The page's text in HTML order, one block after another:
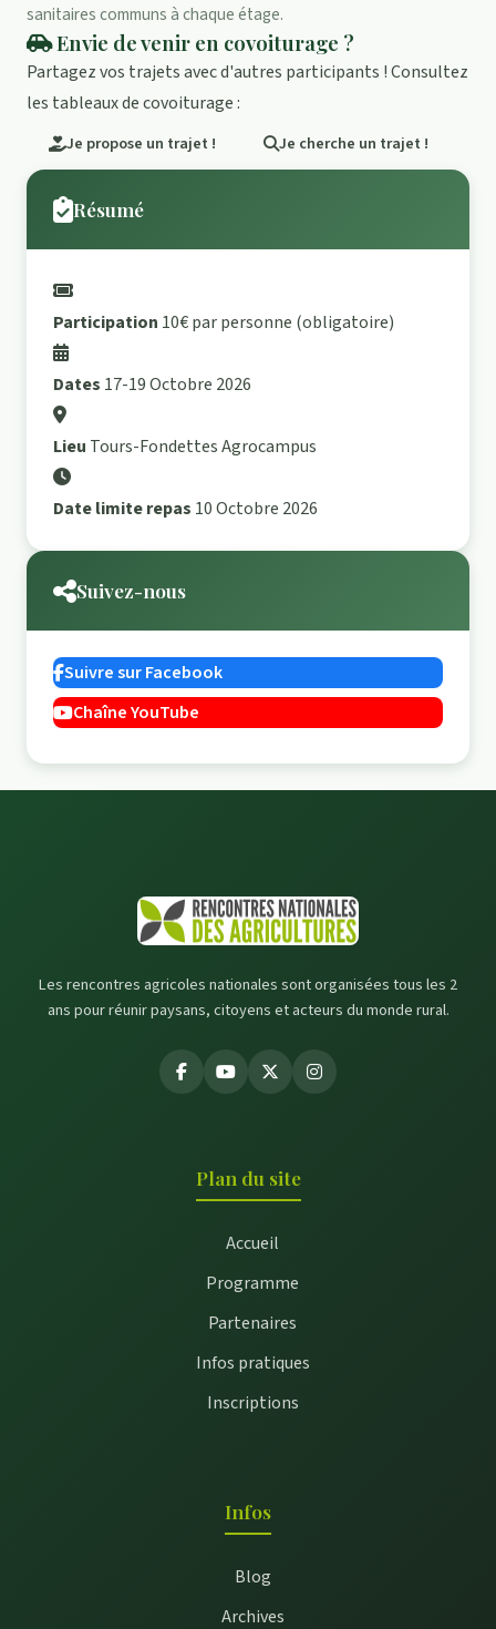
sanitaires communs à chaque étage.
Envie de venir en covoiturage ?
Partagez vos trajets avec d'autres participants ! Consultez
les tableaux de covoiturage :
Je propose un trajet ! Je cherche un trajet !
Résumé
Participation 10€ par personne (obligatoire)
Dates 17-19 Octobre 2026
Lieu Tours-Fondettes Agrocampus
Date limite repas 10 Octobre 2026
Suivez-nous
Suivre sur Facebook
Chaîne YouTube
Les rencontres agricoles nationales sont organisées tous les 2
ans pour réunir paysans, citoyens et acteurs du monde rural.
Plan du site
Accueil
Programme
Partenaires
Infos pratiques
Inscriptions
Infos
Blog
Archives